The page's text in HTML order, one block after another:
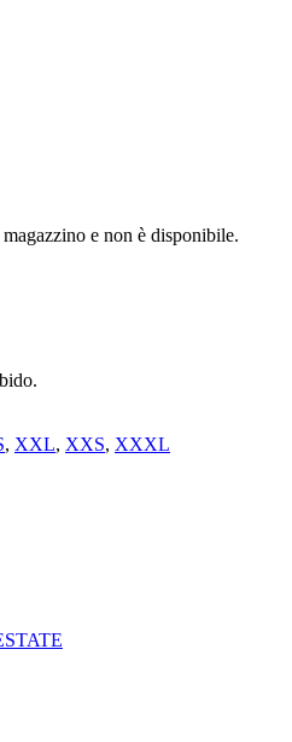
e non è disponibile.
, XXL, XXS, XXXL